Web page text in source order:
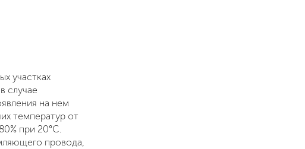
участках
случае
на нем
температур от
при 20°С.
провода,